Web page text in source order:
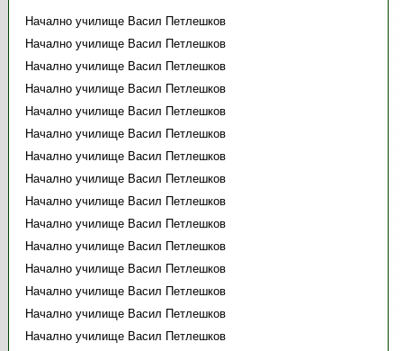
Начално училище Васил Петлешков
Начално училище Васил Петлешков
Начално училище Васил Петлешков
Начално училище Васил Петлешков
Начално училище Васил Петлешков
Начално училище Васил Петлешков
Начално училище Васил Петлешков
Начално училище Васил Петлешков
Начално училище Васил Петлешков
Начално училище Васил Петлешков
Начално училище Васил Петлешков
Начално училище Васил Петлешков
Начално училище Васил Петлешков
Начално училище Васил Петлешков
Начално училище Васил Петлешков